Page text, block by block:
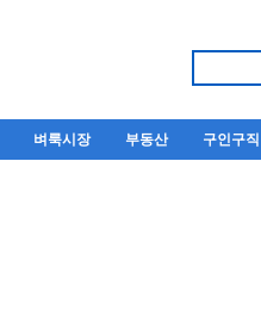
벼룩시장 부동산 구인구직